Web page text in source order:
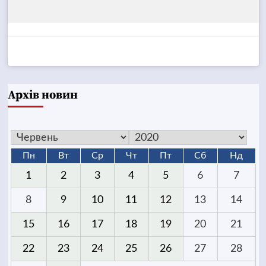
Архів новин
Пн Вт Ср Чт Пт Сб Нд
1 2 3 4 5 6 7
8 9 10 11 12 13 14
15 16 17 18 19 20 21
22 23 24 25 26 27 28